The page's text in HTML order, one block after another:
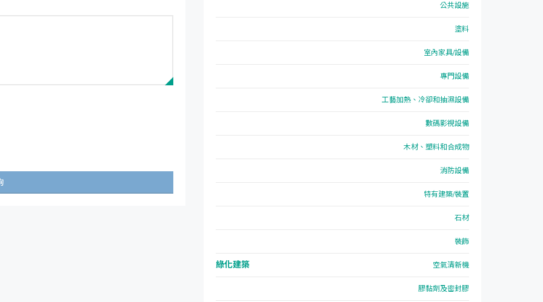
公共設施
塗料
室內家具/設備
專門設備
工藝加熱、冷卻和抽濕設備
數碼影視設備
木材、塑料和合成物
消防設備
特有建築/裝置
石材
裝飾
綠化建築 空氣清新機
膠黏劑及密封膠